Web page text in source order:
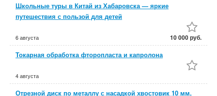
Школьные туры в Китай из Хабаровска — яркие
путешествия с пользой для детей
6 августа 10 000 руб.
Токарная обработка фторопласта и капролона
4 августа
Отрезной диск по металлу с насадкой хвостовик 10 мм.